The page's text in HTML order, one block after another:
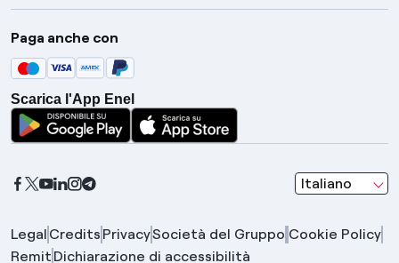
Enel Group
Enel Green Power
Global Trading
Global Procurement
Gridspertise
Paga anche con
Scarica l'App Enel
Italiano
seleziona una
Legal Credits PrivacySocietà del Gruppo Cookie Policy
Remit Dichiarazione di accessibilità